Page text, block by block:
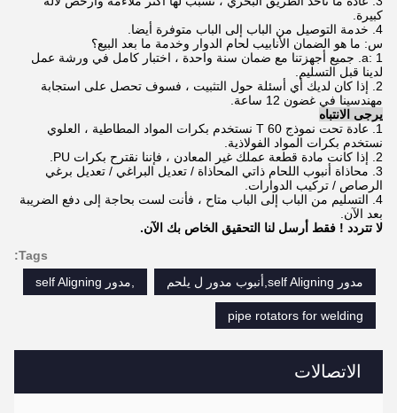
الاتصالات
كبيرة.
4. خدمة التوصيل من الباب إلى الباب متوفرة أيضا.
س: ما هو الضمان الأنابيب لحام الدوار وخدمة ما بعد البيع؟
a: 1. جميع أجهزتنا مع ضمان سنة واحدة ، اختبار كامل في ورشة عمل
لدينا قبل التسليم.
2. إذا كان لديك أي أسئلة حول التثبيت ، فسوف تحصل على استجابة
مهندسينا في غضون 12 ساعة.
يرجى الانتباه
1. عادة تحت نموذج 60 T نستخدم بكرات المواد المطاطية ، العلوي
نستخدم بكرات المواد الفولاذية.
2. إذا كانت مادة قطعة عملك غير المعادن ، فإننا نقترح بكرات PU.
3. محاذاة أنبوب اللحام ذاتي المحاذاة / تعديل البراغي / تعديل برغي
الرصاص / تركيب الدوارات.
4. التسليم من الباب إلى الباب متاح ، فأنت لست بحاجة إلى دفع الضريبة
بعد الآن.
لا تتردد ! فقط أرسل لنا التحقيق الخاص بك الآن.
Tags:
مدور self Aligning,أنبوب مدور ل يلحم
,مدور self Aligning
pipe rotators for welding